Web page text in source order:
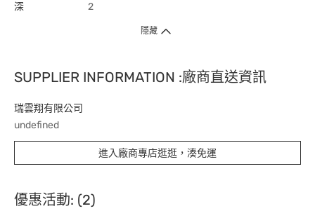
深 2
隱藏
SUPPLIER INFORMATION :廠商直送資訊
瑞雲翔有限公司
undefined
進入廠商專店逛逛，湊免運
優惠活動: (2)